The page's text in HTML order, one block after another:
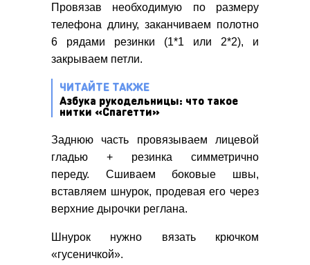
Провязав необходимую по размеру
телефона длину, заканчиваем полотно
6 рядами резинки (1*1 или 2*2), и
закрываем петли.
ЧИТАЙТЕ ТАКЖЕ
Азбука рукодельницы: что такое
нитки «Спагетти»
Заднюю часть провязываем лицевой
гладью + резинка симметрично
переду. Сшиваем боковые швы,
вставляем шнурок, продевая его через
верхние дырочки реглана.
Шнурок нужно вязать крючком
«гусеничкой».